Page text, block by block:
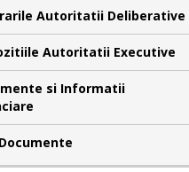
Autoritatii Deliberative
Autoritatii Executive
si Informatii